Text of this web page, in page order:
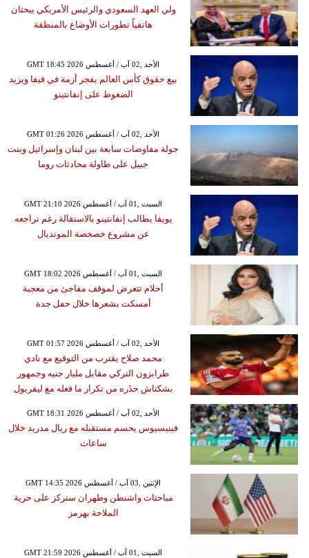
ولي العهد السعودي والرئيس الأمريكي يبحثان
هاتفياً تطورات الأوضاع بالمنطقة
GMT 18:45 2026 الأحد ,02 آب / أغسطس
بيع حقوق كأس العالم يفجر أزمة في فيفا ويزيد
الضغوط على إنفانتينو
GMT 01:26 2026 الأحد ,02 آب / أغسطس
جولة مفاوضات سابعة بين لبنان وإسرائيل وبنت
جبيل على طاولة محادثات روما
GMT 21:10 2026 السبت ,01 آب / أغسطس
يويفا يطالب إنفانتينو بالاستقالة رغم تراجعه
عن مشروع خصخصة المونديال
GMT 18:02 2026 السبت ,01 آب / أغسطس
أحلام تتعرض لموقف مفاجئ من معجبة
أمسكت بشعرها خلال حفل جدة
GMT 01:57 2026 الأحد ,02 آب / أغسطس
محمد صلاح يقترب من التوقيع مع نادي
طرابزون التركي مقابل مليار جنيه وجمهور
بشكتاش حذَره من تكرار ما فعله مع ليفربول
GMT 18:31 2026 الأحد ,02 آب / أغسطس
فينيسيوس يحسم مستقبله مع ريال مدريد خلال
ساعات
GMT 14:35 2026 الإثنين ,03 آب / أغسطس
مباحثات واشنطن وطهران ستركز على حرية
الملاحة بهرمز
GMT 21:59 2026 السبت ,01 آب / أغسطس